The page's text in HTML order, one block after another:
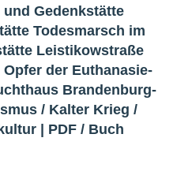
und Gedenkstätte
Todesmarsch im
Leistikowstraße
der Euthanasie-
Brandenburg-
/ Kalter Krieg /
| PDF / Buch